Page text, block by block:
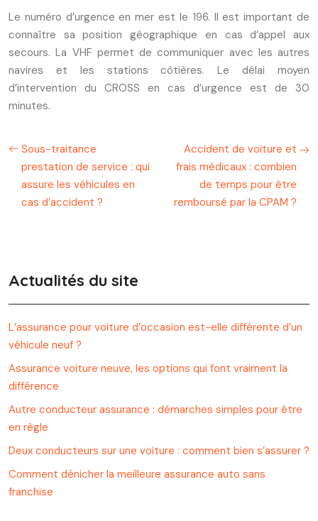
Le numéro d’urgence en mer est le 196. Il est important de
connaître sa position géographique en cas d’appel aux
secours. La VHF permet de communiquer avec les autres
navires et les stations côtières. Le délai moyen
d’intervention du CROSS en cas d’urgence est de 30
minutes.
Sous-traitance
prestation de service : qui
assure les véhicules en
cas d’accident ?
Accident de voiture et
frais médicaux : combien
de temps pour être
remboursé par la CPAM ?
Actualités du site
L’assurance pour voiture d’occasion est-elle différente d’un
véhicule neuf ?
Assurance voiture neuve, les options qui font vraiment la
différence
Autre conducteur assurance : démarches simples pour être
en règle
Deux conducteurs sur une voiture : comment bien s’assurer ?
Comment dénicher la meilleure assurance auto sans
franchise